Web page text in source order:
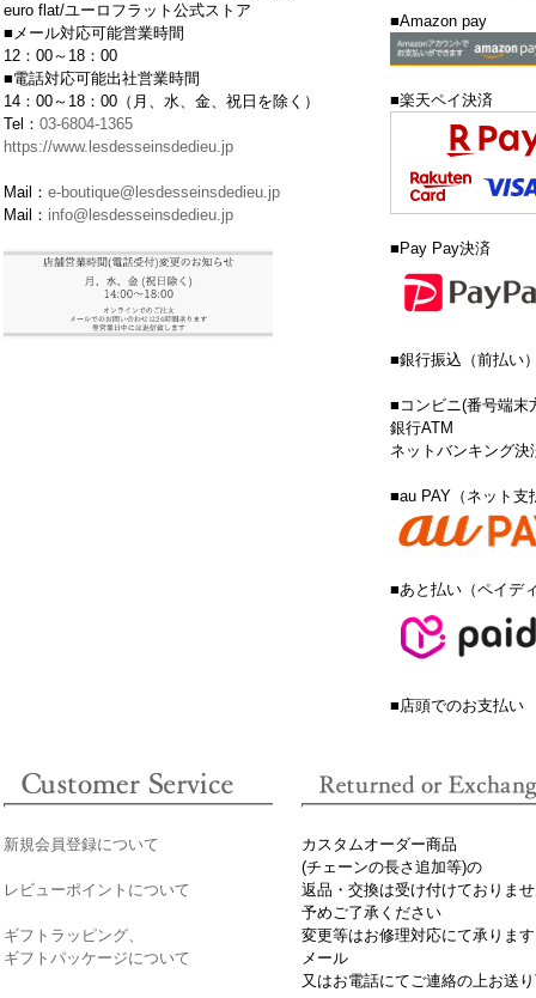
euro flat/ユーロフラット公式ストア
■メール対応可能営業時間
12：00～18：00
■電話対応可能出社営業時間
14：00～18：00（月、水、金、祝日を除く）
Tel： 03-6804-1365
https://www.lesdesseinsdedieu.jp
Mail： e-boutique@lesdesseinsdedieu.jp
Mail： info@lesdesseinsdedieu.jp
■Amazon pay
■楽天ペイ決済
■Pay Pay決済
■銀行振込（前払い
■コンビニ(番号端末
銀行ATM
ネットバンキング決
■au PAY（ネット支
■あと払い（ペイデ
■店頭でのお支払い
新規会員登録について
レビューポイントについて
ギフトラッピング、
ギフトパッケージについて
カスタムオーダー商品
(チェーンの長さ追加等)の
返品・交換は受け付けておりま
予めご了承ください
変更等はお修理対応にて承ります
メール
又はお電話にてご連絡の上お送